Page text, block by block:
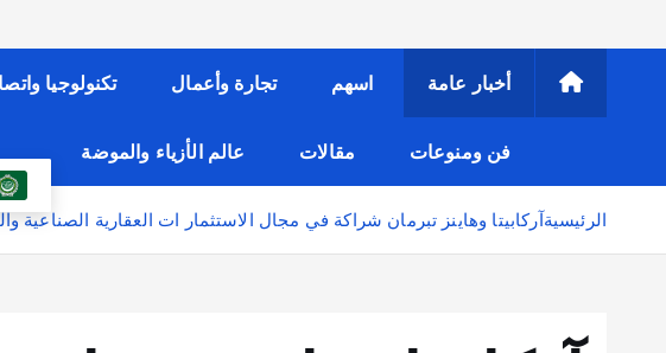
ى
أخبار عامة اسهم تجارة وأعمال تكنولوجيا
فن ومنوعات مقالات
عالم الأزياء والموضة
الرئيسيةآركابيتا وهاينز تبرمان شراكة في مجال الاستثمار ات العقارية